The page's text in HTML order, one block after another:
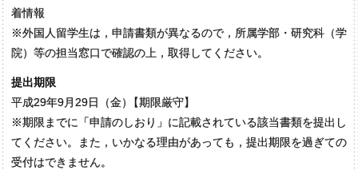
着情報
※外国人留学生は，申請書類が異なるので，所属学部・研究科（学
院）等の担当窓口で確認の上，取得してください。
提出期限
平成29年9月29日（金）
【期限厳守】
※期限までに「申請のしおり」に記載されている該当書類を提出し
てください。また，いかなる理由があっても，提出期限を過ぎての
受付はできません。